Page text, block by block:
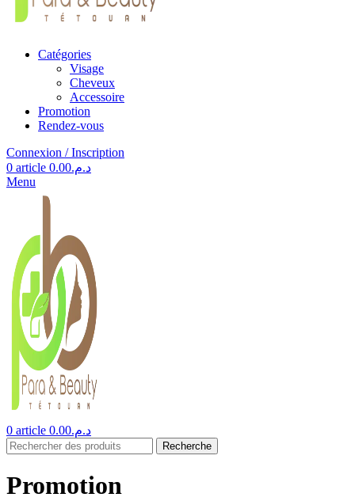
Catégories
Visage
Cheveux
Accessoire
Promotion
Rendez-vous
Connexion / Inscription
0 article د.م.0.00
Menu
0 article د.م.0.00
Recherche
Promotion